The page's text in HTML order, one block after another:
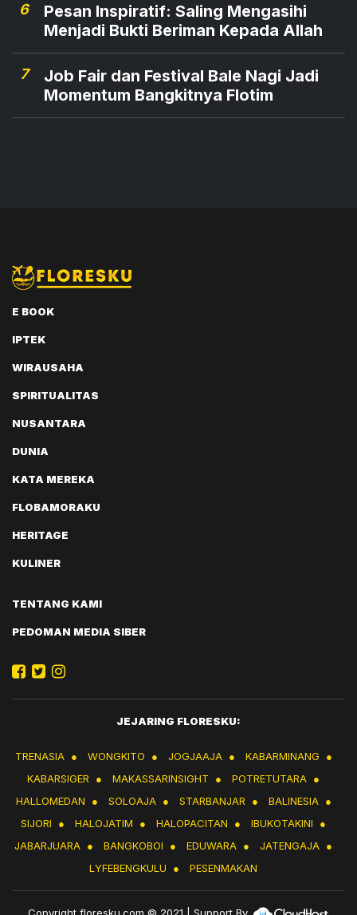
6
Pesan Inspiratif: Saling Mengasihi
Menjadi Bukti Beriman Kepada Allah
7
Job Fair dan Festival Bale Nagi Jadi
Momentum Bangkitnya Flotim
E BOOK
IPTEK
WIRAUSAHA
SPIRITUALITAS
NUSANTARA
DUNIA
KATA MEREKA
FLOBAMORAKU
HERITAGE
KULINER
TENTANG KAMI
PEDOMAN MEDIA SIBER
JEJARING FLORESKU:
TRENASIA ● WONGKITO ● JOGJAAJA ● KABARMINANG
●
KABARSIGER
● MAKASSARINSIGHT ● POTRETUTARA ●
HALLOMEDAN
● SOLOAJA ● STARBANJAR ● BALINESIA ●
SIJORI
● HALOJATIM ● HALOPACITAN ● IBUKOTAKINI
●
JABARJUARA ● BANGKOBOI ● EDUWARA ● JATENGAJA ●
LYFEBENGKULU
● PESENMAKAN